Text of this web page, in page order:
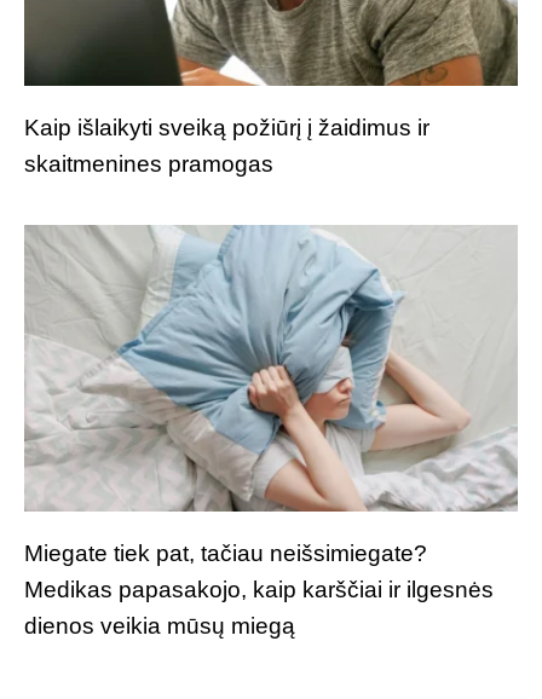
Kaip išlaikyti sveiką požiūrį į žaidimus ir
skaitmenines pramogas
Miegate tiek pat, tačiau neišsimiegate?
Medikas papasakojo, kaip karščiai ir ilgesnės
dienos veikia mūsų miegą